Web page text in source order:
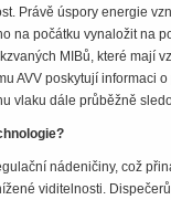
Právě úspory energie
na počátku vynaložit na
MIBů, které mají
AVV poskytují informaci
vlaku dále průběžně
nádeničiny, což
viditelnosti.